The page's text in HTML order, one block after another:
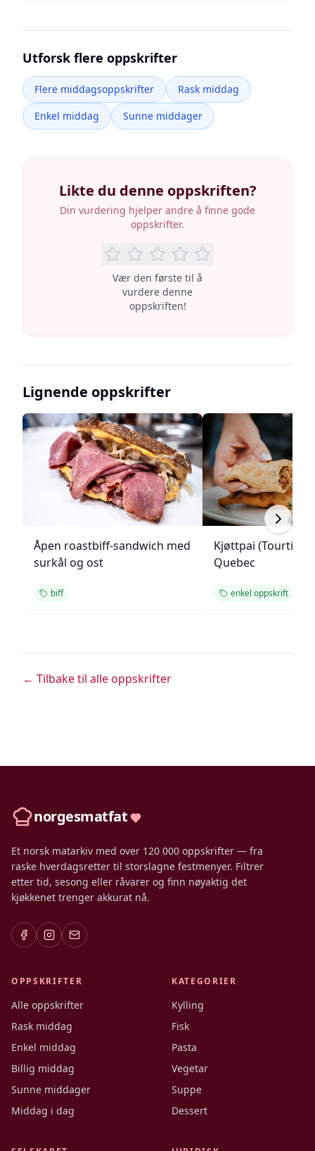
Utforsk flere oppskrifter
Flere middagsoppskrifter
Rask middag
Enkel middag
Sunne middager
Likte du denne oppskriften?
Din vurdering hjelper andre å finne gode
oppskrifter.
Vær den første til å
vurdere denne
oppskriften!
Lignende oppskrifter
Åpen roastbiff-sandwich med
surkål og ost
biff
Kjøttpai
Quebec
enkel oppskrift
← Tilbake til alle oppskrifter
norgesmatfat
Et norsk matarkiv med over 120 000 oppskrifter — fra
raske hverdagsretter til storslagne festmenyer. Filtrer
etter tid, sesong eller råvarer og finn nøyaktig det
kjøkkenet trenger akkurat nå.
OPPSKRIFTER
Alle oppskrifter
Rask middag
Enkel middag
Billig middag
Sunne middager
Middag i dag
KATEGORIER
Kylling
Fisk
Pasta
Vegetar
Suppe
Dessert